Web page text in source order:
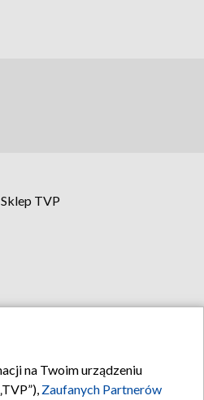
Sklep TVP
na Twoim urządzeniu
Zaufanych Partnerów